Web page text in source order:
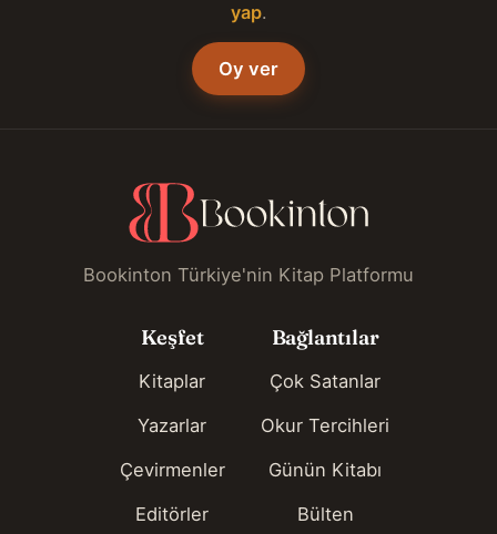
yap.
Oy ver
Bookinton Türkiye'nin Kitap Platformu
Keşfet
Kitaplar
Yazarlar
Çevirmenler
Editörler
Bağlantılar
Çok Satanlar
Okur Tercihleri
Günün Kitabı
Bülten